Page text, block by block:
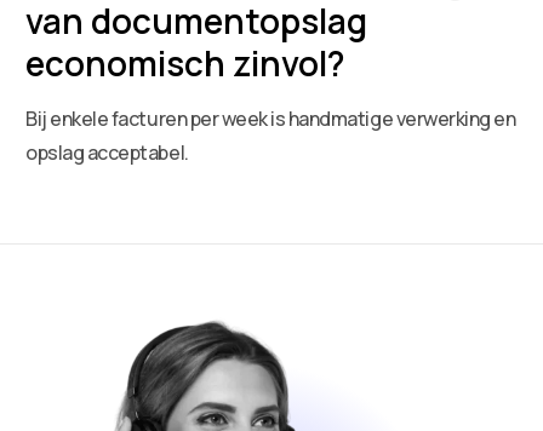
van documentopslag
economisch zinvol?
Bij enkele facturen per week is handmatige verwerking en
opslag acceptabel.